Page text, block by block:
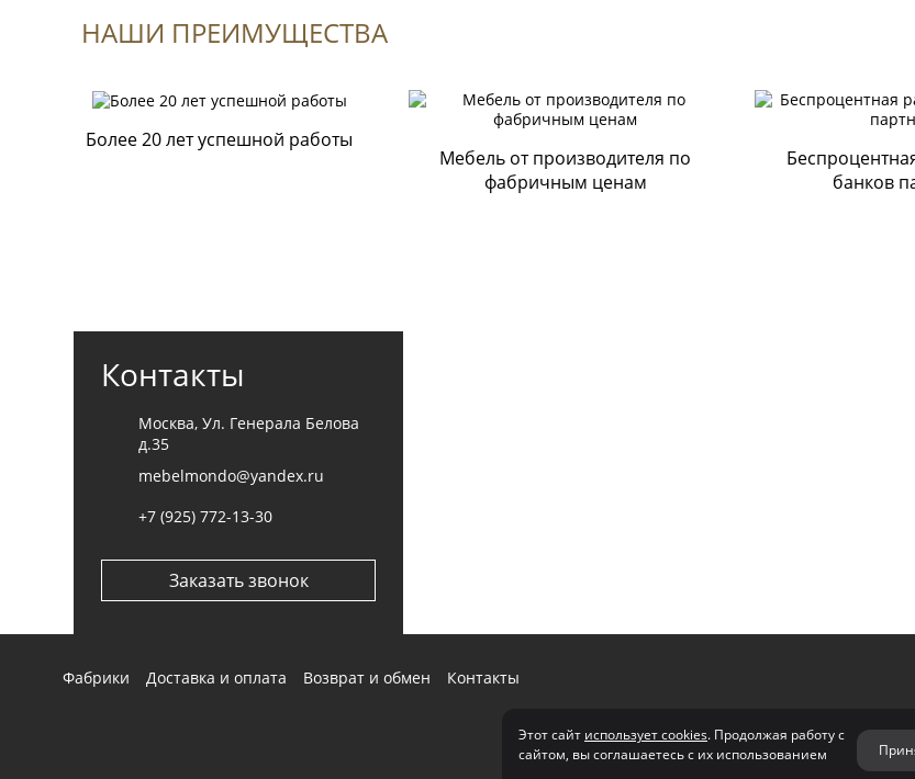
Формы оплаты
Быстрая и выгодная оплата товара на сайте или через мобильное
приложение Вашего банка;
К данному товару нет отзывов.
Поделитесь вашим мнением
Cогласие сполитикой конфиденциальности
Отправить
НАШИ ПРЕИМУЩЕСТВА
Более 20 лет успешной работы
Мебель от производителя по
фабричным ценам
банков
Контакты
Москва, Ул. Генерала Белова
д.35
mebelmondo@yandex.ru
+7 (925) 772-13-30
Заказать звонок
Фабрики Доставка и оплата Возврат и обмен Контакты
Этот сайт использует cookies. Продолжая работу с
сайтом, вы соглашаетесь с их использованием